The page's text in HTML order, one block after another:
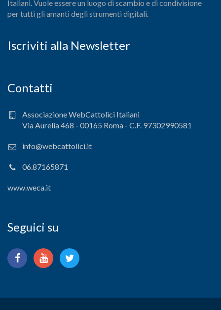
Italiani. Vuole essere un luogo di scambio e di condivisione
per tutti gli amanti degli strumenti digitali.
Iscriviti alla Newsletter
Contatti
Associazione WebCattolici Italiani
Via Aurelia 468 - 00165 Roma - C.F. 97302990581
info@webcattolici.it
06.87165871
www.weca.it
Seguici su